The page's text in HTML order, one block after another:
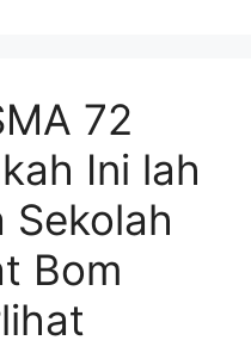
72
Ini lah
Sekolah
Bom